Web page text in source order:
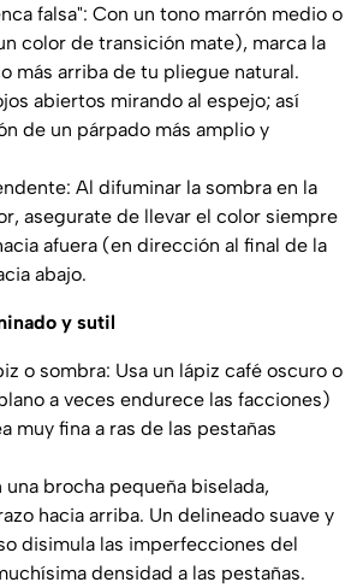
falsa": Con un tono marrón medio o
color de transición mate), marca la
más arriba de tu pliegue natural.
abiertos mirando al espejo; así
de un párpado más amplio y
Al difuminar la sombra en la
asegurate de llevar el color siempre
afuera (en dirección al final de la
abajo.
y sutil
o sombra: Usa un lápiz café oscuro o
a veces endurece las facciones)
muy fina a ras de las pestañas
una brocha pequeña biselada,
hacia arriba. Un delineado suave y
disimula las imperfecciones del
densidad a las pestañas.